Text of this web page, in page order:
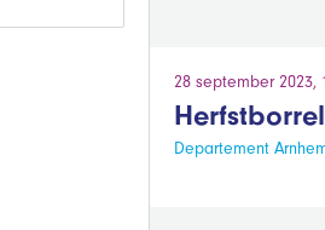
28 september 2023,
Departement